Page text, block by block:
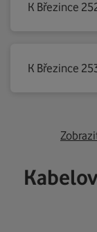
K Březince
K Březince